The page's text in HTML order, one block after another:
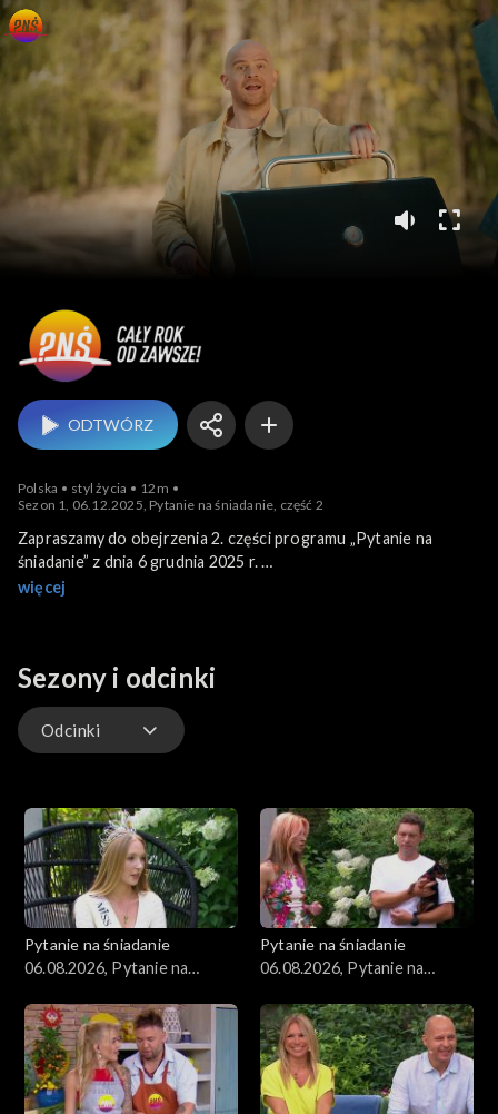
Pytanie na śniadanie
ODTWÓRZ
Polska styl życia
12m
Sezon 1, 06.12.2025, Pytanie na śniadanie, część 2
Zapraszamy do obejrzenia 2. części programu „Pytanie na
śniadanie” z dnia 6 grudnia 2025 r.
Program poprowadzili: Ania Lewandowska i Łukasz Kadziewicz.
więcej
Sezony i odcinki
Odcinki
Gwiazdy
Scena Pnś
Ludzie
Zdrowie
Porady
Pytanie na śniadanie
06.08.2026, Pytanie na
Pytanie na śniadanie
06.08.2026, Pytanie na